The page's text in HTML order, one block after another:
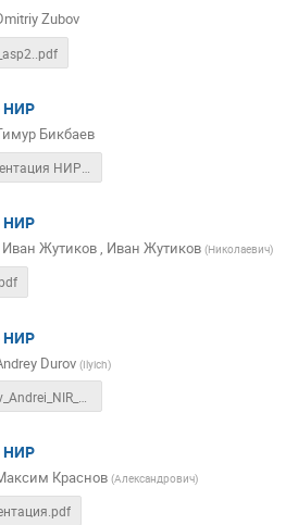
Zubov
НИР
Бикбаев
Презентация НИР Бикбаев.pdf
НИР
Иван Жутиков, Иван Жутиков (Николаевич)
НИР
Durov (Ilyich)
НИР
Краснов (Александрович)